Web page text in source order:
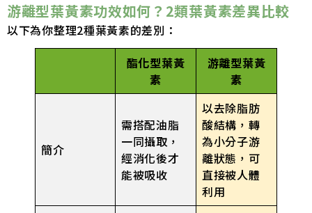
游離型葉黃素功效如何？2類葉黃素差異比較
以下為你整理2種葉黃素的差別：
酯化型葉黃
素
游離型葉黃
素
簡介
需搭配油脂
一同攝取，
經消化後才
能被吸收
以去除脂肪
酸結構，轉
為小分子游
離狀態，可
直接被人體
利用